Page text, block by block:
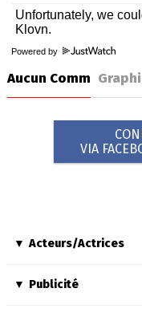
Powered by
Aucun Comm
VIA
Acteurs/Actrices
Publicité